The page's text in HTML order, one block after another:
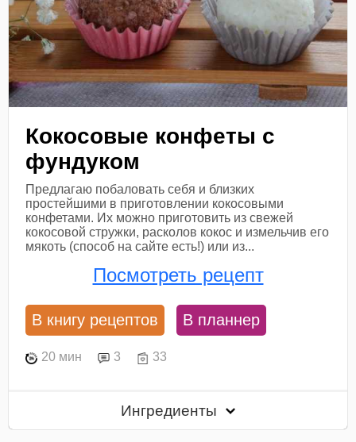
Кокосовые конфеты с
фундуком
Предлагаю побаловать себя и близких
простейшими в приготовлении кокосовыми
конфетами. Их можно приготовить из свежей
кокосовой стружки, расколов кокос и измельчив его
мякоть (способ на сайте есть!) или из...
Посмотреть рецепт
В книгу рецептов В планнер
20 мин 3 33
Ингредиенты